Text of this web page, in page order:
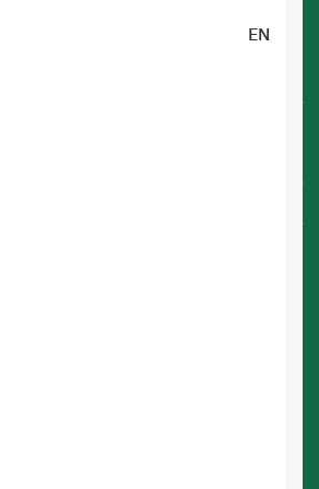
EN
لديك استفسار أو اقتراح؟ ..
المملكة العربية السعودية - الرياض - حي